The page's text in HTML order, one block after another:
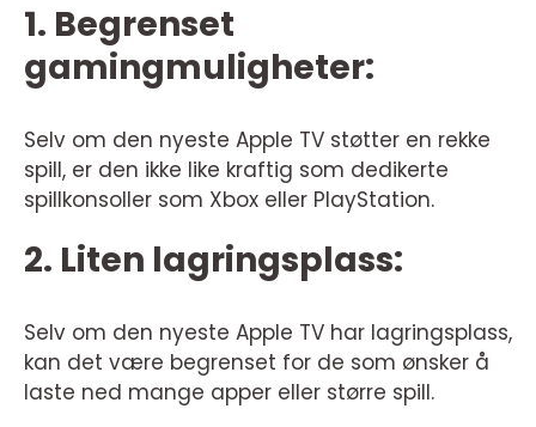
1. Begrenset
gamingmuligheter:
Selv om den nyeste Apple TV støtter en rekke
spill, er den ikke like kraftig som dedikerte
spillkonsoller som Xbox eller PlayStation.
2. Liten lagringsplass:
Selv om den nyeste Apple TV har lagringsplass,
kan det være begrenset for de som ønsker å
laste ned mange apper eller større spill.